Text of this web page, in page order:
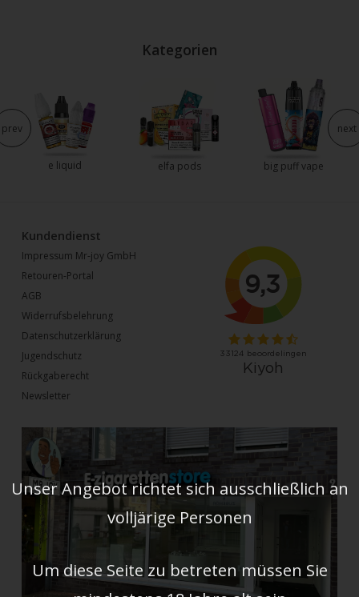
Kategorien
e liquid elfa pods big puff vape
prev next
Kundendienst
Impressum Mr-joy GmbH
Retouren-Portal
AGB
Widerrufsbelehrung
Datenschutzerklärung
Jugendschutz
Rückgaberecht
Newsletter
Unser Angebot richtet sich ausschließlich an
volljärige Personen
Um diese Seite zu betreten müssen Sie